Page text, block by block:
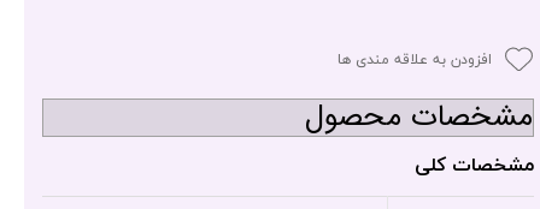
افزودن به علاقه مندی ها
مشخصات محصول
مشخصات کلی